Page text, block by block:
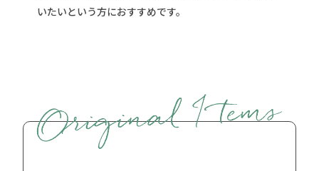
いたいという方におすすめです。